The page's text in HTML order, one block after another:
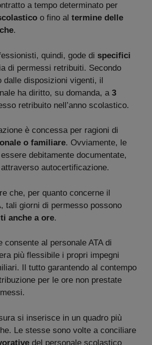
a tempo determinato per
o fino al termine delle
.
quindi, gode di specifici
di permessi retribuiti. Secondo
dalle disposizioni vigenti, il
ha diritto, su domanda, a 3
retribuito nell’anno scolastico.
è concessa per ragioni di
o familiare. Ovviamente, le
debitamente documentate,
autocertificazione.
che, per quanto concerne il
, tali giorni di permesso possono
anche a ore.
consente al personale ATA di
più flessibile i propri impegni
Il tutto garantendo al contempo
per le ore non prestate
si inserisce in un quadro più
Le stesse sono volte a conciliare
del personale scolastico